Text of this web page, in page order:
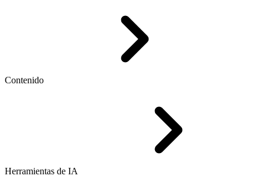
Contenido
Herramientas de IA